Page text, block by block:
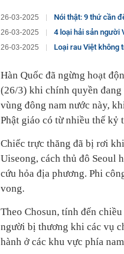
26-03-2025 Nói thật: 9 thứ cần
26-03-2025 4 loại hải sản người
26-03-2025 Loại rau Việt không
Hàn Quốc đã ngừng hoạt
(26/3) khi chính quyền
vùng đông nam nước này,
Phật giáo có từ nhiều thế kỷ
Chiếc trực thăng đã bị rơi
Uiseong, cách thủ đô Seoul
cứu hỏa địa phương. Phi
vong.
Theo Chosun, tính đến
người bị thương khi các vụ
hành ở các khu vực phía